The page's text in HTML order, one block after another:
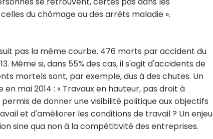
du chômage ou des arrêts maladie ».
pas la même courbe. 476 morts par accident du
Même si, dans 55% des cas, il s'agit d'accidents de
mortels sont, par exemple, dus à des chutes. Un
mai 2014 : « Travaux en hauteur, pas droit à
de donner une visibilité politique aux objectifs
et d'améliorer les conditions de travail ? Un enjeu
sine qua non à la compétitivité des entreprises.